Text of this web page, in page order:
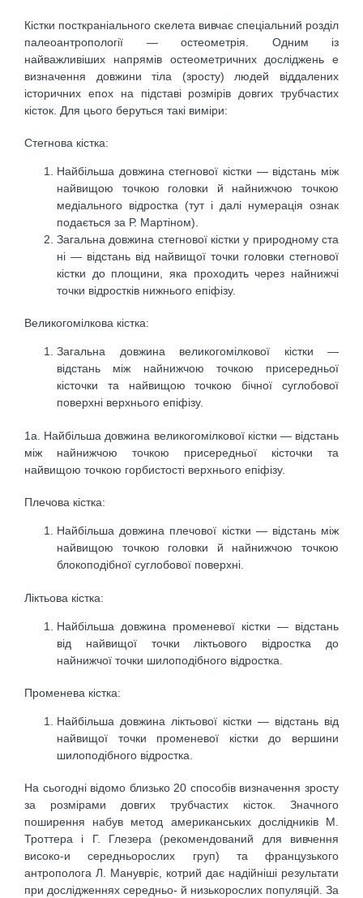
Кістки посткраніального скелета вивчає спеціальний розділ
палеоантропології — остеометрія. Одним із
найважливіших напрямів остеометричних досліджень е
визначення довжини тіла (зросту) людей віддалених
історичних епох на підставі розмірів довгих трубчастих
кісток. Для цього беруться такі виміри:
Стегнова кістка:
Найбільша довжина стегнової кістки — відстань між
найвищою точкою головки й найнижчою точкою
медіального відростка (тут і далі нумерація ознак
подається за Р. Мартіном).
Загальна довжина стегнової кістки у природному ста
ні — відстань від найвищої точки головки стегнової
кістки до площини, яка проходить через найнижчі
точки відростків нижнього епіфізу.
Великогомілкова кістка:
Загальна довжина великогомілкової кістки —
відстань між найнижчою точкою присередньої
кісточки та найвищою точкою бічної суглобової
поверхні верхнього епіфізу.
1а. Найбільша довжина великогомілкової кістки — відстань
між найнижчою точкою присередньої кісточки та
найвищою точкою горбистості верхнього епіфізу.
Плечова кістка:
Найбільша довжина плечової кістки — відстань між
найвищою точкою головки й найнижчою точкою
блокоподібної суглобової поверхні.
Ліктьова кістка:
Найбільша довжина променевої кістки — відстань
від найвищої точки ліктьового відростка до
найнижчої точки шилоподібного відростка.
Променева кістка:
Найбільша довжина ліктьової кістки — відстань від
найвищої точки променевої кістки до вершини
шилоподібного відростка.
На сьогодні відомо близько 20 способів визначення зросту
за розмірами довгих трубчастих кісток. Значного
поширення набув метод американських дослідників М.
Троттера і Г. Глезера (рекомендований для вивчення
високо-и середньорослих груп) та французького
антрополога Л. Манувріє, котрий дає надійніші результати
при дослідженнях середньо- й низькорослих популяцій. За